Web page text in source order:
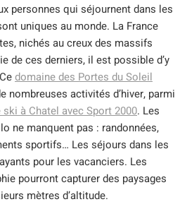
personnes qui séjournent dans les
uniques au monde. La France
nichés au creux des massifs
de ces derniers, il est possible d’y
domaine des Portes du Soleil
nombreuses activités d’hiver, parmi
à Chatel avec Sport 2000. Les
ne manquent pas : randonnées,
sportifs… Les séjours dans les
pour les vacanciers. Les
pourront capturer des paysages
mètres d’altitude.